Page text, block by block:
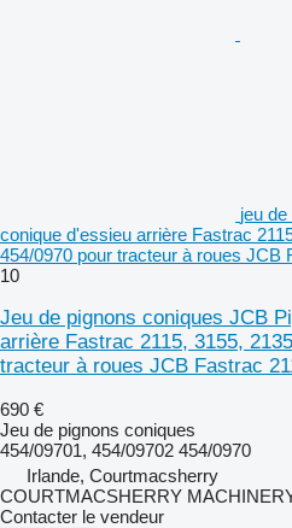
jeu
conique d'essieu arrière Fastrac
454/0970 pour tracteur à roues JCB
10
Jeu de pignons coniques JCB
arrière Fastrac 2115, 3155,
tracteur à roues JCB Fastrac
690 €
Jeu de pignons coniques
454/09701, 454/09702 454/0970
Irlande, Courtmacsherry
COURTMACSHERRY
Contacter le vendeur